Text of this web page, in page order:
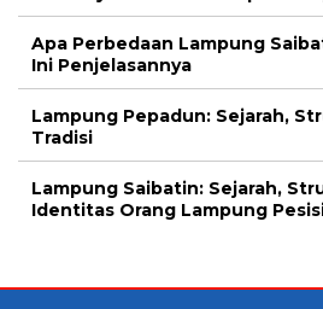
Apa Perbedaan Lampung
Ini Penjelasannya
Lampung Pepadun: Sejarah,
Tradisi
Lampung Saibatin: Sejarah,
Identitas Orang Lampung